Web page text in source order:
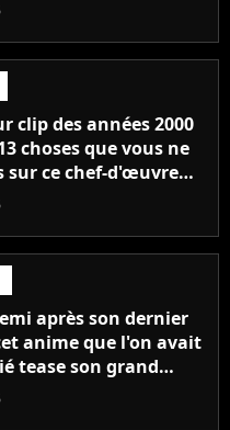
clip des années 2000
choses que vous ne
sur ce chef-d'œuvre
YouTube
après son dernier
anime que l'on avait
tease son grand